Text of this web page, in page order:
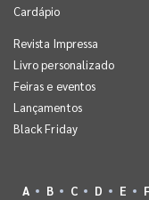
Cardápio
Revista Impressa
Livro personalizado
Feiras e eventos
Lançamentos
Black Friday
A B C D E F